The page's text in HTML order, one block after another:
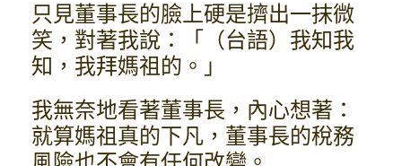
只見董事長的臉上硬是擠出一抹微
笑，對著我說：「（台語）我知我
知，我拜媽祖的。」
我無奈地看著董事長，內心想著：
就算媽祖真的下凡，董事長的稅務